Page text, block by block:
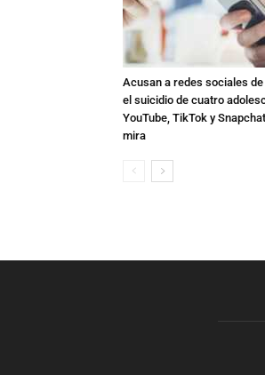
Acusan a redes sociales
el suicidio de cuatro
YouTube, TikTok y
mira